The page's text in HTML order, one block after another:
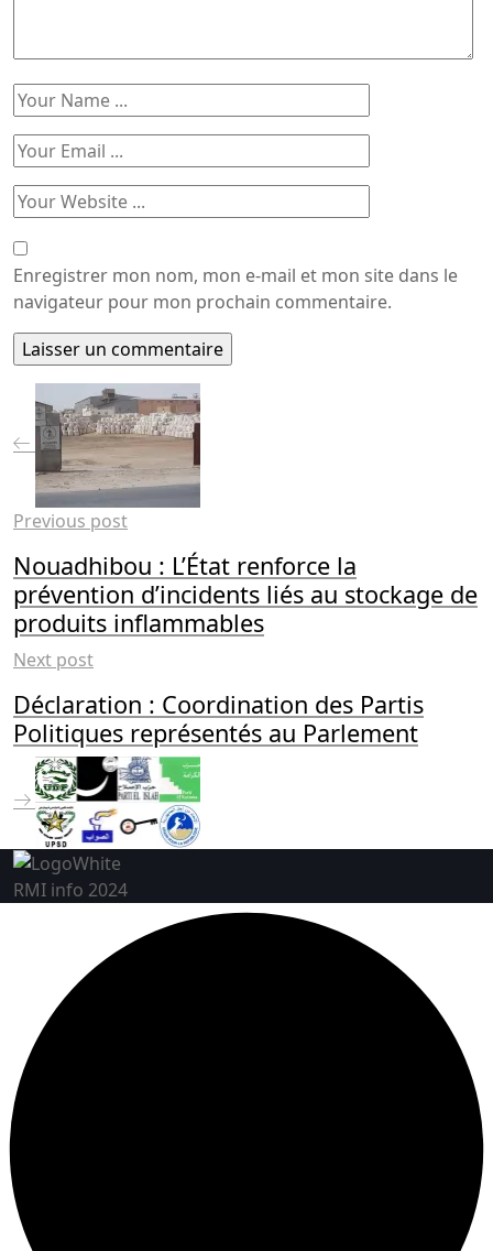
Enregistrer mon nom, mon e-mail et mon site dans le
navigateur pour mon prochain commentaire.
Previous post
Nouadhibou : L’État renforce la
prévention d’incidents liés au stockage de
produits inflammables
Next post
Déclaration : Coordination des Partis
Politiques représentés au Parlement
RMI info 2024